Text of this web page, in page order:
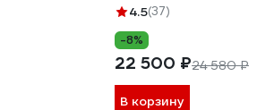
4.5(37)
-8%
22 500 ₽24 580 ₽
В корзину